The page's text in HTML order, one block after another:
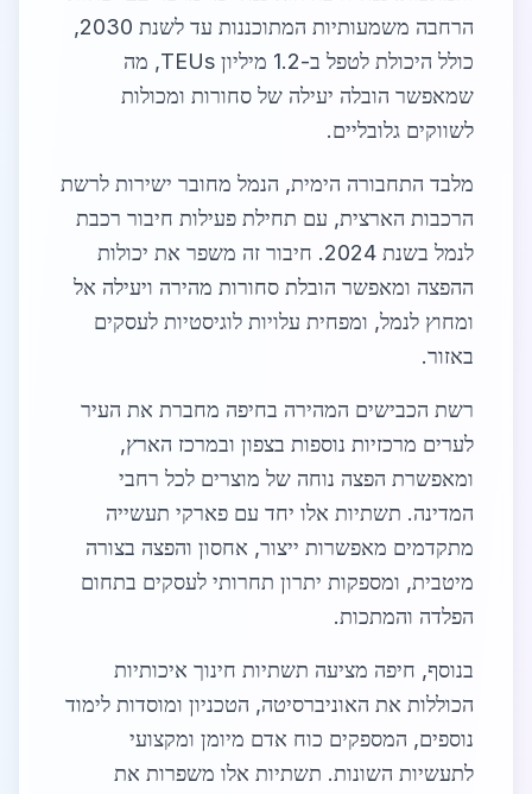
הרחבה משמעותיות המתוכננות עד לשנת 2030,
כולל היכולת לטפל ב-1.2 מיליון TEUs, מה
שמאפשר הובלה יעילה של סחורות ומכולות
לשווקים גלובליים.
מלבד התחבורה הימית, הנמל מחובר ישירות לרשת
הרכבות הארצית, עם תחילת פעילות חיבור רכבת
לנמל בשנת 2024. חיבור זה משפר את יכולות
ההפצה ומאפשר הובלת סחורות מהירה ויעילה אל
ומחוץ לנמל, ומפחית עלויות לוגיסטיות לעסקים
באזור.
רשת הכבישים המהירה בחיפה מחברת את העיר
לערים מרכזיות נוספות בצפון ובמרכז הארץ,
ומאפשרת הפצה נוחה של מוצרים לכל רחבי
המדינה. תשתיות אלו יחד עם פארקי תעשייה
מתקדמים מאפשרות ייצור, אחסון והפצה בצורה
מיטבית, ומספקות יתרון תחרותי לעסקים בתחום
הפלדה והמתכות.
בנוסף, חיפה מציעה תשתיות חינוך איכותיות
הכוללות את האוניברסיטה, הטכניון ומוסדות לימוד
נוספים, המספקים כוח אדם מיומן ומקצועי
לתעשיות השונות. תשתיות אלו משפרות את